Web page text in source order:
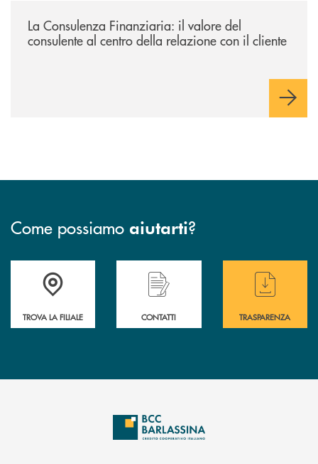
La Consulenza Finanziaria: il valore del
consulente al centro della relazione con il cliente
Come possiamo aiutarti?
Accedi all' elenco completo delle filiali di BCC Barlassina.
TROVA LA FILIALE
Hai bisogno di assistenza immediata ?
CONTATTI
Hai bisogno di
TRASPARENZA